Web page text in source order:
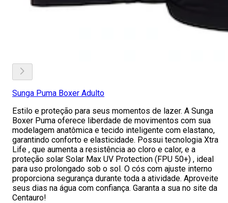
Sunga Puma Boxer Adulto
Estilo e proteção para seus momentos de lazer. A Sunga
Boxer Puma oferece liberdade de movimentos com sua
modelagem anatômica e tecido inteligente com elastano,
garantindo conforto e elasticidade. Possui tecnologia Xtra
Life , que aumenta a resistência ao cloro e calor, e a
proteção solar Solar Max UV Protection (FPU 50+) , ideal
para uso prolongado sob o sol. O cós com ajuste interno
proporciona segurança durante toda a atividade. Aproveite
seus dias na água com confiança. Garanta a sua no site da
Centauro!